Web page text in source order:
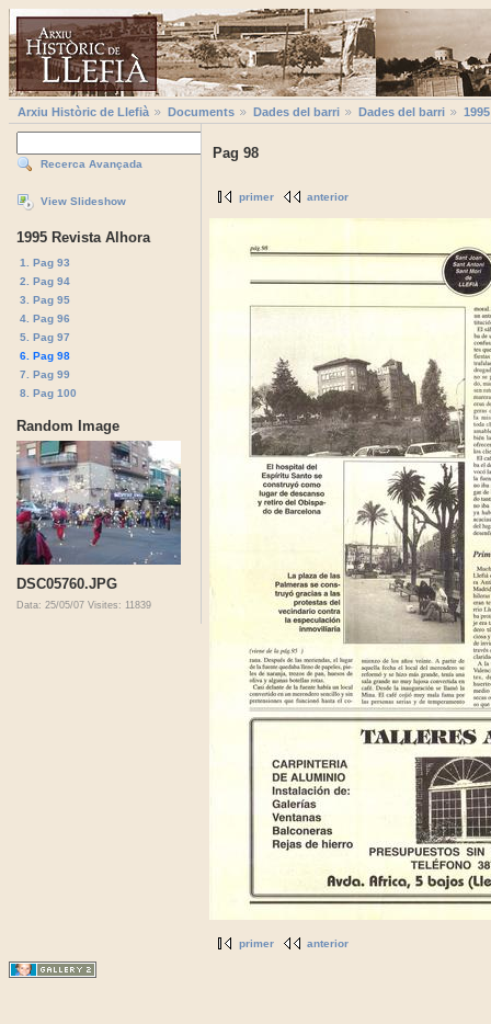
Arxiu Històric de Llefià Documents Dades del barri Dades del barri
Recerca Avançada
View Slideshow
1995 Revista Alhora
1. Pag 93
2. Pag 94
3. Pag 95
4. Pag 96
5. Pag 97
6. Pag 98
7. Pag 99
8. Pag 100
Random Image
DSC05760.JPG
Data: 25/05/07 Visites: 11839
Pag 98
primer anterior
primer anterior